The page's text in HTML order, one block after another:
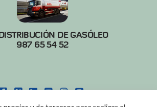
DE GASÓLEO
987 65 54 52